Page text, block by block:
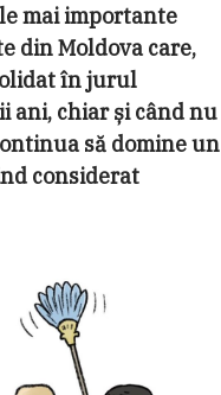
mai importante
din Moldova care,
în jurul
chiar și când nu
să domine un
considerat